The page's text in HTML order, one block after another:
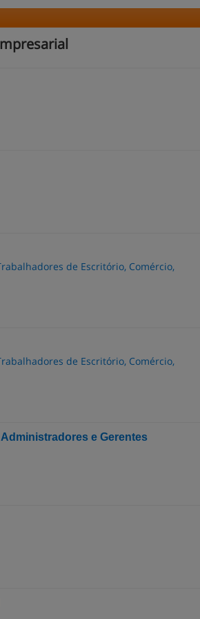
de Escritório, Comércio,
de Escritório, Comércio,
e Gerentes